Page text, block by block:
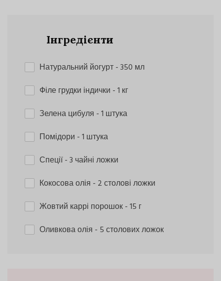
Інгредієнти
Натуральний йогурт- 350 мл
Філе грудки індички - 1 кг
Зелена цибуля - 1 штука
Помідори - 1 штука
Спеції- 3 чайні ложки
Кокосова олія - 2 столові ложки
Жовтий каррі порошок- 15 г
Оливкова олія - 5 столових ложок